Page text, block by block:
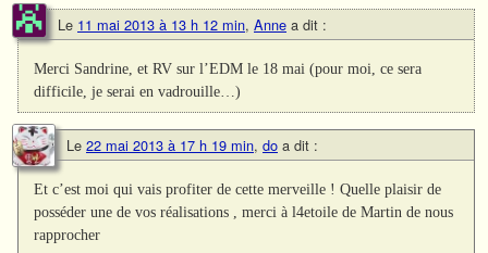
Le 11 mai 2013 à 13 h 12 min, Anne a dit :
Merci Sandrine, et RV sur l’EDM le 18 mai (pour moi, ce sera
difficile, je serai en vadrouille…)
Le 22 mai 2013 à 17 h 19 min, do a dit :
Et c’est moi qui vais profiter de cette merveille ! Quelle plaisir de
posséder une de vos réalisations , merci à l4etoile de Martin de nous
rapprocher